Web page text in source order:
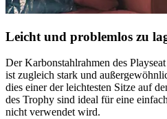
Leicht und problemlos zu
Der Karbonstahlrahmen des
ist zugleich stark und
dies einer der leichtesten Sitze auf
des Trophy sind ideal für eine
nicht verwendet wird.